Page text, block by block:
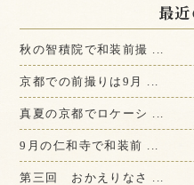
最
秋の智積院で和装前撮 ...
京都での前撮りは9月 ...
真夏の京都でロケーシ ...
9月の仁和寺で和装前 ...
第三回 おかえりなさ ...